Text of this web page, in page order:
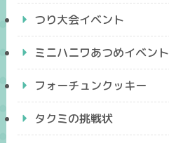
つり大会イベント
ミニハニワあつめイベント
フォーチュンクッキー
タクミの挑戦状